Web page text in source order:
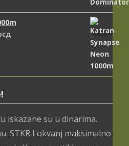
iskazane su u dinarima.
STKR Lokvanj maksimalno